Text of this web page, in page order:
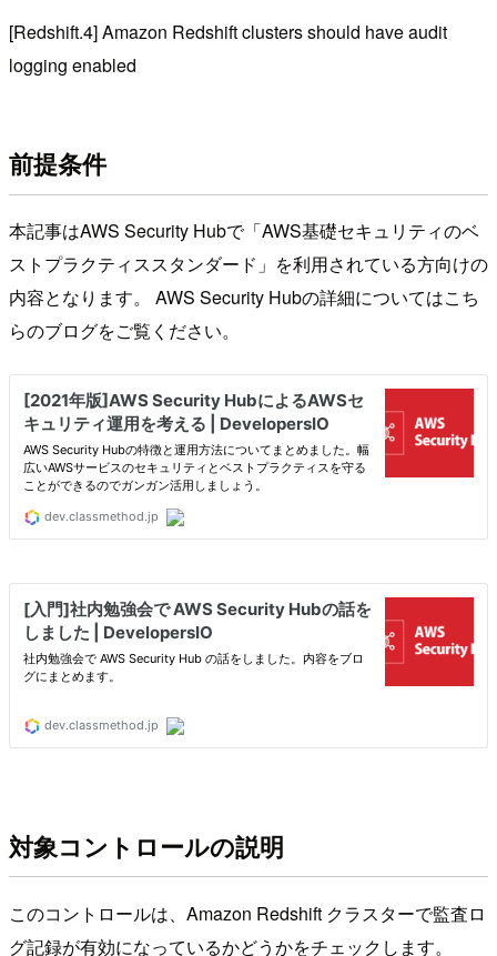
[Redshift.4] Amazon Redshift clusters should have audit
logging enabled
前提条件
本記事はAWS Security Hubで「AWS基礎セキュリティのベ
ストプラクティススタンダード」を利用されている方向けの
内容となります。 AWS Security Hubの詳細についてはこち
らのブログをご覧ください。
対象コントロールの説明
このコントロールは、Amazon Redshift クラスターで監査ロ
グ記録が有効になっているかどうかをチェックします。